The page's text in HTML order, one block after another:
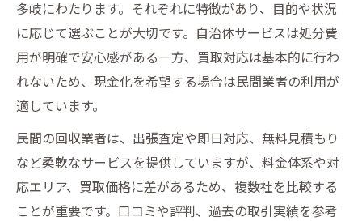
多岐にわたります。それぞれに特徴があり、目的や状況
に応じて選ぶことが大切です。自治体サービスは処分費
用が明確で安心感がある一方、買取対応は基本的に行わ
れないため、現金化を希望する場合は民間業者の利用が
適しています。
民間の回収業者は、出張査定や即日対応、無料見積もり
など柔軟なサービスを提供していますが、料金体系や対
応エリア、買取価格に差があるため、複数社を比較する
ことが重要です。口コミや評判、過去の取引実績を参考